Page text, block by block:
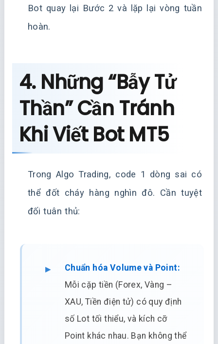
Bot quay lại Bước 2 và lặp lại vòng tuần
hoàn.
4. Những “Bẫy Tử
Thần” Cần Tránh
Khi Viết Bot MT5
Trong Algo Trading, code 1 dòng sai có
thể đốt cháy hàng nghìn đô. Cần tuyệt
đối tuân thủ:
Chuẩn hóa Volume và Point:
Mỗi cặp tiền (Forex, Vàng –
XAU, Tiền điện tử) có quy định
số Lot tối thiểu, và kích cỡ
Point khác nhau. Bạn không thể